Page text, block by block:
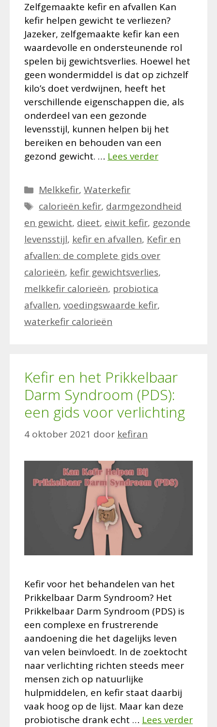
Zelfgemaakte kefir en afvallen Kan
kefir helpen gewicht te verliezen?
Jazeker, zelfgemaakte kefir kan een
waardevolle en ondersteunende rol
spelen bij gewichtsverlies. Hoewel het
geen wondermiddel is dat op zichzelf
kilo’s doet verdwijnen, heeft het
verschillende eigenschappen die, als
onderdeel van een gezonde
levensstijl, kunnen helpen bij het
bereiken en behouden van een
gezond gewicht. … Lees verder
Categorieën
Melkkefir,Waterkefir
Tags
calorieën kefir, darmgezondheid
en gewicht, dieet, eiwit kefir, gezonde
levensstijl, kefir en afvallen, Kefir en
afvallen: de complete gids over
calorieën, kefir gewichtsverlies,
melkkefir calorieën, probiotica
afvallen, voedingswaarde kefir,
waterkefir calorieën
Kefir en het Prikkelbaar
Darm Syndroom (PDS):
een gids voor verlichting
4 oktober 2021 door kefiran
Kefir voor het behandelen van het
Prikkelbaar Darm Syndroom? Het
Prikkelbaar Darm Syndroom (PDS) is
een complexe en frustrerende
aandoening die het dagelijks leven
van velen beïnvloedt. In de zoektocht
naar verlichting richten steeds meer
mensen zich op natuurlijke
hulpmiddelen, en kefir staat daarbij
vaak hoog op de lijst. Maar kan deze
probiotische drank echt … Lees verder